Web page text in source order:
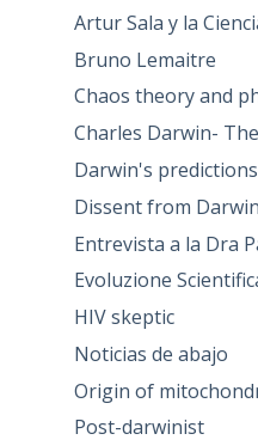
Artur Sala y la
Bruno Lemaitre
Chaos theory and
Charles Darwin-
Darwin's predictions
Dissent from Darwin
Entrevista a la Dra
Evoluzione
HIV skeptic
Noticias de abajo
Origin of
Post-darwinist